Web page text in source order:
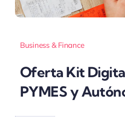
Business & Finance
Oferta Kit
PYMES y